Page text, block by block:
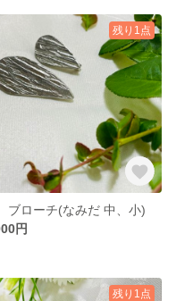
残り1点
ローチ(なみだ 中、小)
円
残り1点